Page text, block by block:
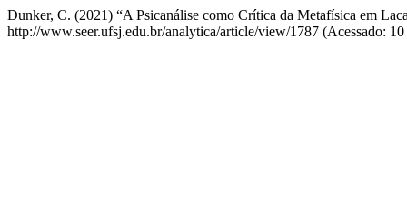
Dunker, C. (2021) “A Psicanálise como Crítica da Metafísica em
http://www.seer.ufsj.edu.br/analytica/article/view/1787 (Acessado: